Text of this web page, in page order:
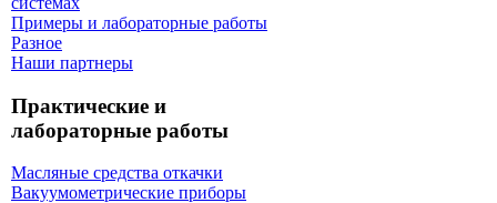
Примеры и лабораторные работы
Разное
Наши партнеры
Практические и
лабораторные работы
Масляные средства откачки
Вакуумометрические приборы